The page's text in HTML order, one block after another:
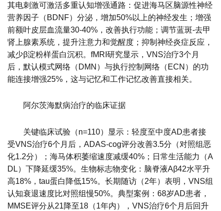
其电刺激可激活多重认知增强通路：促进海马区脑源性神经
营养因子（BDNF）分泌，增加50%以上的神经发生；增强
前额叶皮层血流量30-40%，改善执行功能；调节蓝斑-去甲
肾上腺素系统，提升注意力和觉醒度；抑制神经炎症反应，
减少β淀粉样蛋白沉积。fMRI研究显示，VNS治疗3个月
后，默认模式网络（DMN）与执行控制网络（ECN）的功
能连接增强25%，这与记忆和工作记忆改善直接相关。
阿尔茨海默病治疗的临床证据
关键临床试验（n=110）显示：轻度至中度AD患者接
受VNS治疗6个月后，ADAS-cog评分改善3.5分（对照组恶
化1.2分）；海马体积萎缩速度减缓40%；日常生活能力（A
DL）下降延缓35%。生物标志物变化：脑脊液Aβ42水平升
高18%，tau蛋白降低15%。长期随访（2年）表明，VNS组
认知衰退速度比对照组慢50%。典型案例：68岁AD患者，
MMSE评分从21降至18（1年内），VNS治疗6个月后回升